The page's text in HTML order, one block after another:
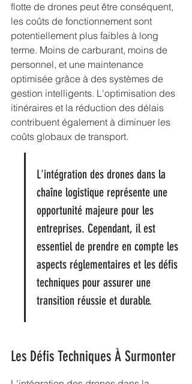
flotte de drones peut être conséquent,
les coûts de fonctionnement sont
potentiellement plus faibles à long
terme. Moins de carburant, moins de
personnel, et une maintenance
optimisée grâce à des systèmes de
gestion intelligents. L'optimisation des
itinéraires et la réduction des délais
contribuent également à diminuer les
coûts globaux de transport.
L'intégration des drones dans la
chaîne logistique représente une
opportunité majeure pour les
entreprises. Cependant, il est
essentiel de prendre en compte les
aspects réglementaires et les défis
techniques pour assurer une
transition réussie et durable.
Les Défis Techniques À Surmonter